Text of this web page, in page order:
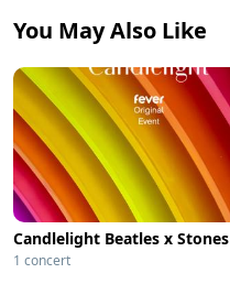
You May Also Like
Candlelight Beatles x Stones
1 concert